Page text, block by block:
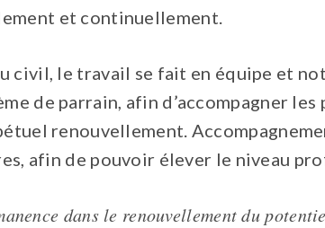
et continuellement.
civil, le travail se fait en équipe et
de parrain, afin d’accompagner
renouvellement.
afin de pouvoir élever le niveau
dans le renouvellement du